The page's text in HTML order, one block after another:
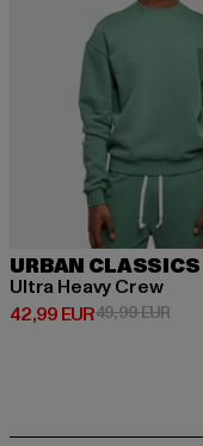
URBAN CLASSICS
Ultra Heavy Crew
42,99 EUR
Derzeitiger Preis: 42,99
49,99 EUR